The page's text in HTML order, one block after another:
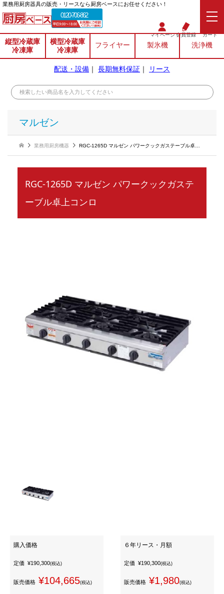
業務⽤厨房器具の販売・リースなら厨房ベースにお任せください！
0120-706-862
マイページ会員登録 カート
縦型冷蔵庫
冷凍庫
横型冷蔵庫
冷凍庫
フライヤー 製氷機 洗浄機
配送・設備 ｜ 長期無料保証 ｜ リース
マルゼン
業務用厨房機器 RGC-1265D マルゼン パワークックガステーブル卓上コンロ
RGC-1265D マルゼン パワークックガステ
ーブル卓上コンロ
購入価格
定価 ¥190,300(税込)
販売価格 ¥104,665(税込)
６年リース・月額
定価 ¥190,300(税込)
販売価格 ¥1,980(税込)